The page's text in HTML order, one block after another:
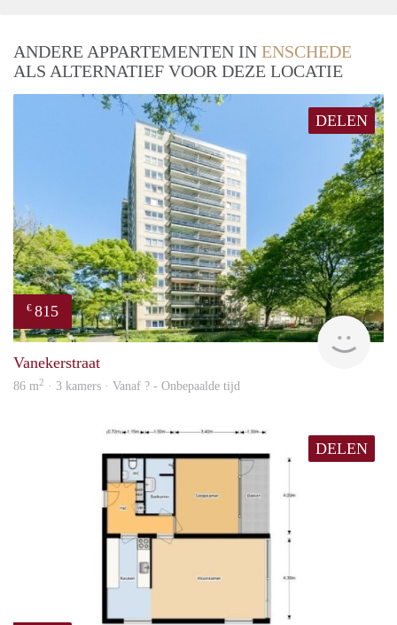
ANDERE APPARTEMENTEN IN ENSCHEDE
ALS ALTERNATIEF VOOR DEZE LOCATIE
DELEN
€ 815
Vanekerstraat
86 m2 · 3 kamers · Vanaf ? - Onbepaalde tijd
DELEN